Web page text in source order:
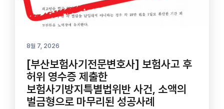
8월 7, 2026
[부산보험사기전문변호사] 보험사고 후
허위 영수증 제출한
보험사기방지특별법위반 사건, 소액의
벌금형으로 마무리된 성공사례